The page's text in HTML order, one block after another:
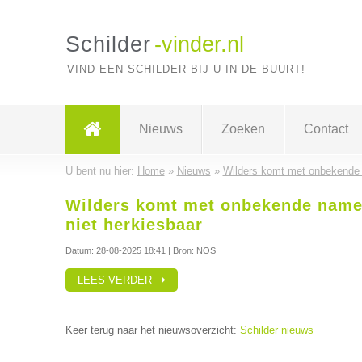
Schilder -vinder.nl
VIND EEN SCHILDER BIJ U IN DE BUURT!
Nieuws Zoeken Contact
U bent nu hier: Home» Nieuws » Wilders komt met
Wilders komt met onbekende
niet herkiesbaar
Datum: 28-08-2025 18:41 | Bron: NOS
LEES VERDER
Keer terug naar het nieuwsoverzicht: Schilder nieuws